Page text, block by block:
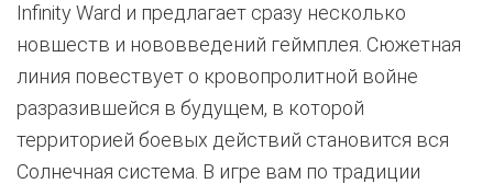
Infinity Ward и предлагает сразу несколько
новшеств и нововведений геймплея. Сюжетная
линия повествует о кровопролитной войне
разразившейся в будущем, в которой
территорией боевых действий становится вся
Солнечная система. В игре вам по традиции